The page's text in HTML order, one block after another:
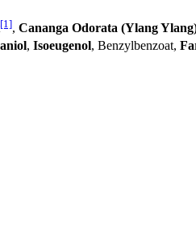
[1], Cananga Odorata (Ylang
, Isoeugenol, Benzylbenzoat,